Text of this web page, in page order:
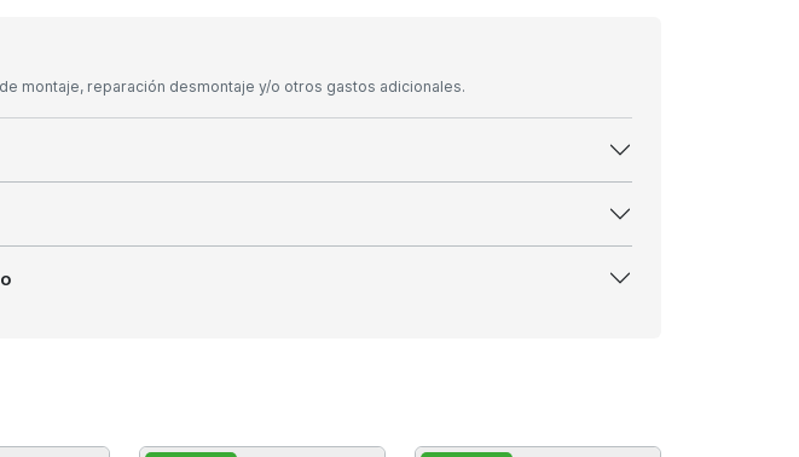
montaje, reparación desmontaje y/o otros gastos adicionales.